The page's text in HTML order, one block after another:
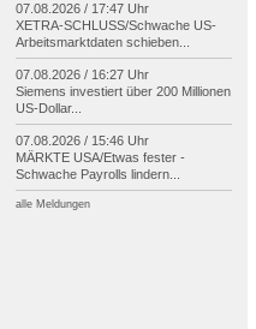
07.08.2026 / 17:47 Uhr
XETRA-SCHLUSS/Schwache US-
Arbeitsmarktdaten schieben...
07.08.2026 / 16:27 Uhr
Siemens investiert über 200 Millionen
US-Dollar...
07.08.2026 / 15:46 Uhr
MÄRKTE USA/Etwas fester -
Schwache Payrolls lindern...
alle Meldungen